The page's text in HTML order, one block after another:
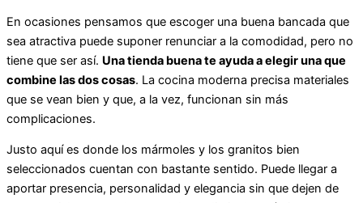
En ocasiones pensamos que escoger una buena bancada que
sea atractiva puede suponer renunciar a la comodidad, pero no
tiene que ser así. Una tienda buena te ayuda a elegir una que
combine las dos cosas. La cocina moderna precisa materiales
que se vean bien y que, a la vez, funcionan sin más
complicaciones.
Justo aquí es donde los mármoles y los granitos bien
seleccionados cuentan con bastante sentido. Puede llegar a
aportar presencia, personalidad y elegancia sin que dejen de